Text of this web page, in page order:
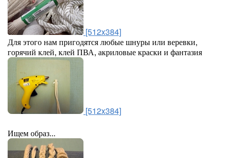
[512x384]
Для этого нам пригодятся любые шнуры или веревки,
горячий клей, клей ПВА, акриловые краски и фантазия
[512x384]
Ищем образ...